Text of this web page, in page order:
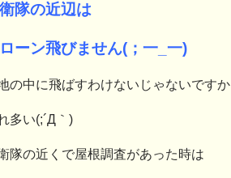
隊の近辺は
ローン飛びません(；一_一)
の中に飛ばすわけないじゃないですか
多い(;´Д｀)
隊の近くで屋根調査があった時は